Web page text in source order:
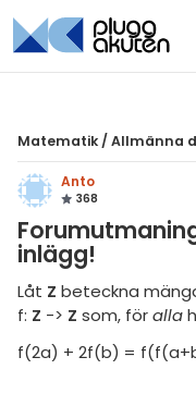
Matematik /Allmänna
Anto
368
inlägg!
Låt Z beteckna
f: Z -> Z som, föralla
f(2a) + 2f(b) =
& Bygg